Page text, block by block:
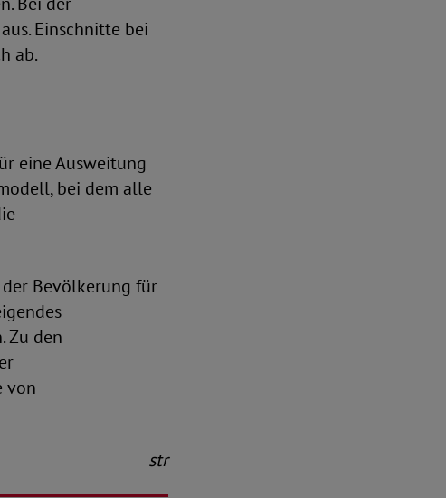
Einschnitte bei
ab.
eine Ausweitung
bei dem alle
Bevölkerung für
Zu den
von
str